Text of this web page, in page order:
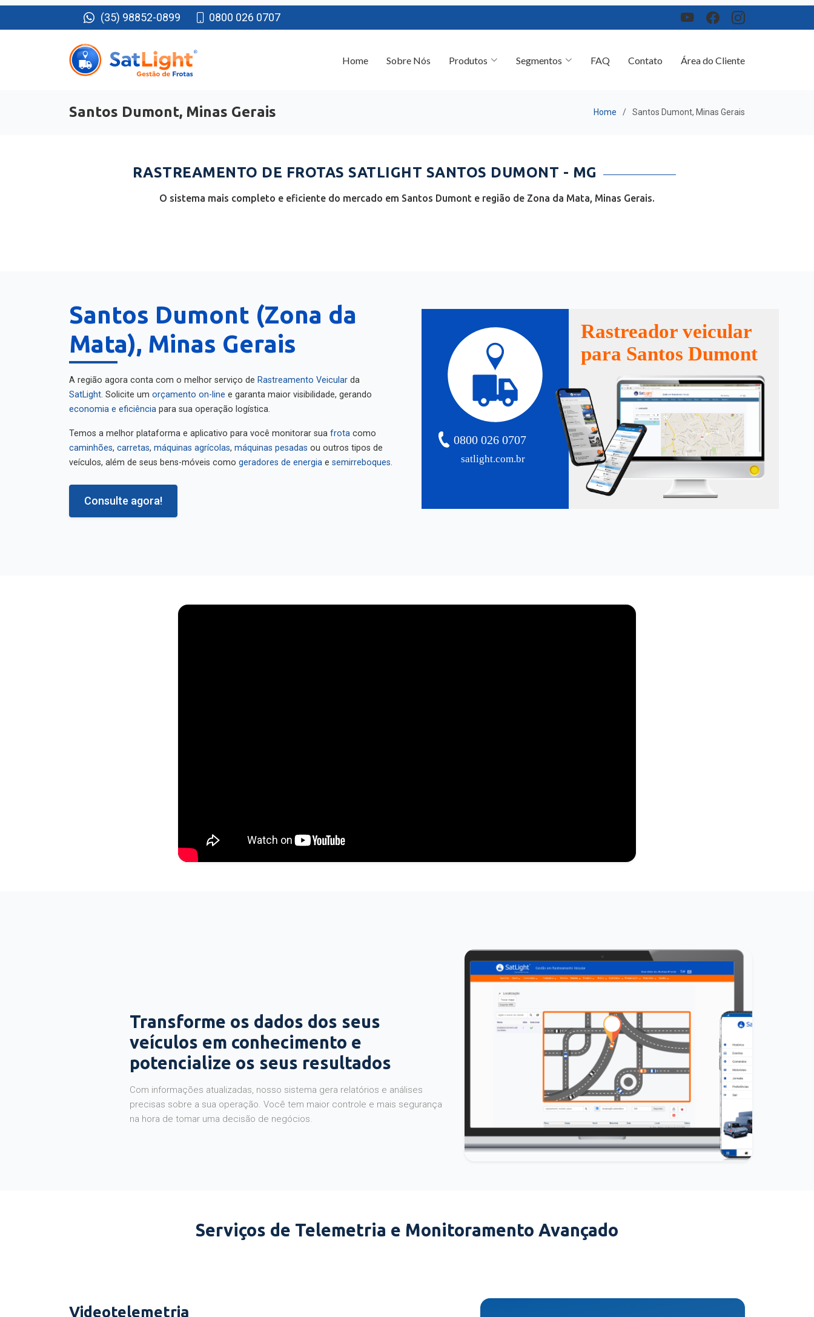
(35) 98852-0899 0800 026 0707
Área do Cliente
Santos Dumont, Minas Gerais Home Santos Dumont, Minas Gerais
RASTREAMENTO DE FROTAS SATLIGHT SANTOS DUMONT - MG
O sistema mais completo e eficiente do mercado em Santos Dumont e região de Zona da Mata, Minas Gerais.
Santos Dumont (Zona da
Mata), Minas Gerais
A região agora conta com o melhor serviço de Rastreamento Veicular da
SatLight . Solicite um orçamento on-line e garanta maior visibilidade, gerando
economia e eficiência para sua operação logística.
Temos a melhor plataforma e aplicativo para você monitorar sua frota como
caminhões carretas máquinas agrícolas máquinas pesadas ou outros tipos de
veículos, além de seus bens-móveis como geradores de energia e semirreboques
Consulte agora!
satlight.com.br
0800 026 0707
Rastreador veicular
para Santos Dumont
Transforme os dados dos seus
veículos em conhecimento e
potencialize os seus resultados
Com informações atualizadas, nosso sistema gera relatórios e análises
precisas sobre a sua operação. Você tem maior controle e mais segurança
na hora de tomar uma decisão de negócios.
Serviços de Telemetria e Monitoramento Avançado
Videotelemetria